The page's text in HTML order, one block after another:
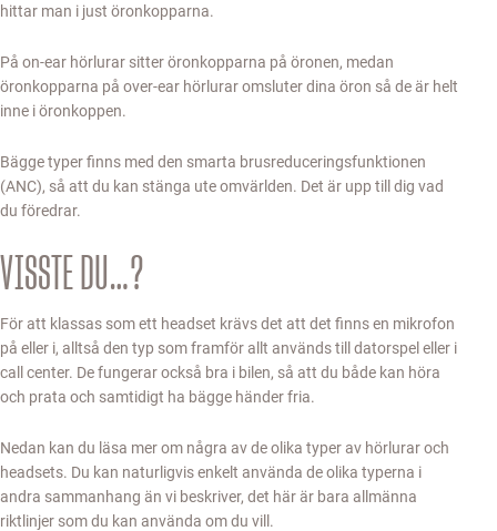
hittar man i just öronkopparna.
På on-ear hörlurar sitter öronkopparna på öronen, medan
öronkopparna på over-ear hörlurar omsluter dina öron så de är helt
inne i öronkoppen.
Bägge typer finns med den smarta brusreduceringsfunktionen
(ANC), så att du kan stänga ute omvärlden. Det är upp till dig vad
du föredrar.
VISSTE DU…?
För att klassas som ett headset krävs det att det finns en mikrofon
på eller i, alltså den typ som framför allt används till datorspel eller i
call center. De fungerar också bra i bilen, så att du både kan höra
och prata och samtidigt ha bägge händer fria.
Nedan kan du läsa mer om några av de olika typer av hörlurar och
headsets. Du kan naturligvis enkelt använda de olika typerna i
andra sammanhang än vi beskriver, det här är bara allmänna
riktlinjer som du kan använda om du vill.